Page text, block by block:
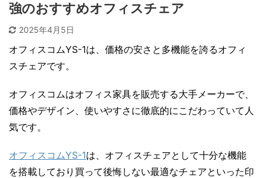
強のおすすめオフィスチェア
2025年4月5日
オフィスコムYS-1は、価格の安さと多機能を誇るオフィ
スチェアです。
オフィスコムはオフィス家具を販売する大手メーカーで、
価格やデザイン、使いやすさに徹底的にこだわっていて人
気です。
オフィスコムYS-1は、オフィスチェアとして十分な機能
を搭載しており買って後悔しない最適なチェアといった印